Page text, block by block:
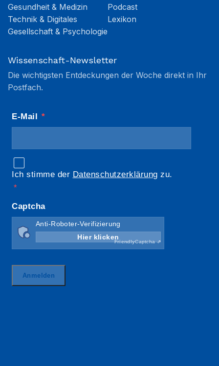
Gesundheit & Medizin
Technik & Digitales
Gesellschaft & Psychologie
Podcast
Lexikon
Wissenschaft-Newsletter
Die wichtigsten Entdeckungen der Woche direkt in Ihr
Postfach.